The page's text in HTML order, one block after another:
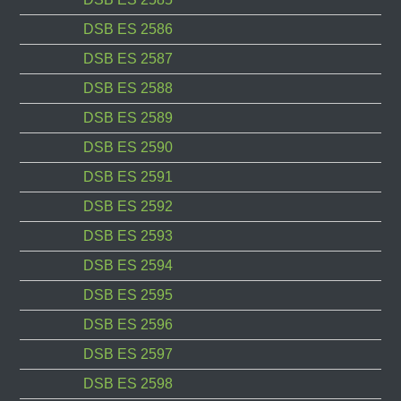
DSB ES 2586
DSB ES 2587
DSB ES 2588
DSB ES 2589
DSB ES 2590
DSB ES 2591
DSB ES 2592
DSB ES 2593
DSB ES 2594
DSB ES 2595
DSB ES 2596
DSB ES 2597
DSB ES 2598